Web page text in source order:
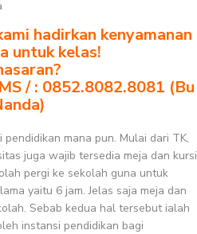
hadirkan kenyamanan
untuk kelas!
/ : 0852.8082.8081 (Bu
mana pun. Mulai dari TK,
juga wajib tersedia meja dan kursi
pergi ke sekolah guna untuk
yaitu 6 jam. Jelas saja meja dan
Sebab kedua hal tersebut ialah
instansi pendidikan bagi